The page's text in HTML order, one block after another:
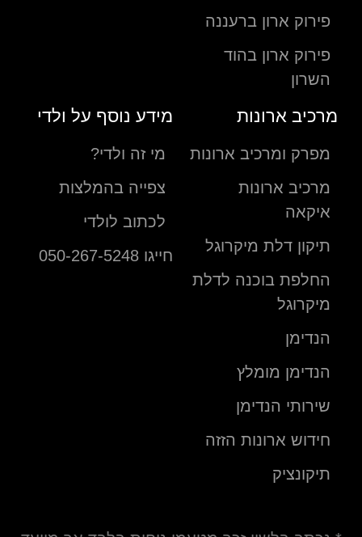
פירוק ארון ברעננה
פירוק ארון בהוד
השרון
מרכיב ארונות
מפרק ומרכיב ארונות
מרכיב ארונות
איקאה
תיקון דלת מיקרוגל
החלפת בוכנה לדלת
מיקרוגל
הנדימן
הנדימן מומלץ
שירותי הנדימן
חידוש ארונות הזזה
תיקונציק
מידע נוסף על ולדי
מי זה ולדי?
צפייה בהמלצות
לכתוב לולדי
חייגו 050-267-5248